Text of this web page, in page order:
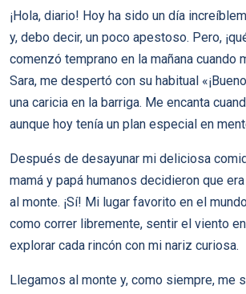
¡Hola, diario! Hoy ha sido un día
y, debo decir, un poco apestoso. Pero,
comenzó temprano en la mañana cuando
Sara, me despertó con su habitual
una caricia en la barriga. Me encanta
aunque hoy tenía un plan especial en
Después de desayunar mi deliciosa
mamá y papá humanos decidieron que
al monte. ¡Sí! Mi lugar favorito en el
como correr libremente, sentir el viento
explorar cada rincón con mi nariz curiosa.
Llegamos al monte y, como siempre, me